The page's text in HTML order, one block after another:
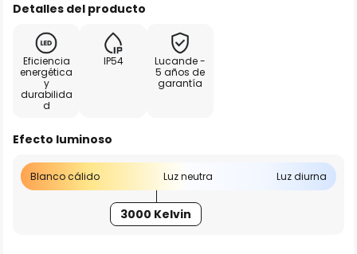
Detalles del producto
Eficiencia
energética
y
durabilida
d
IP54
Lucande -
5 años de
garantía
Efecto luminoso
Blanco cálido Luz neutra Luz diurna
3000 Kelvin